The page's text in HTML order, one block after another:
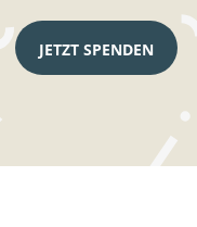
JETZT SPENDEN